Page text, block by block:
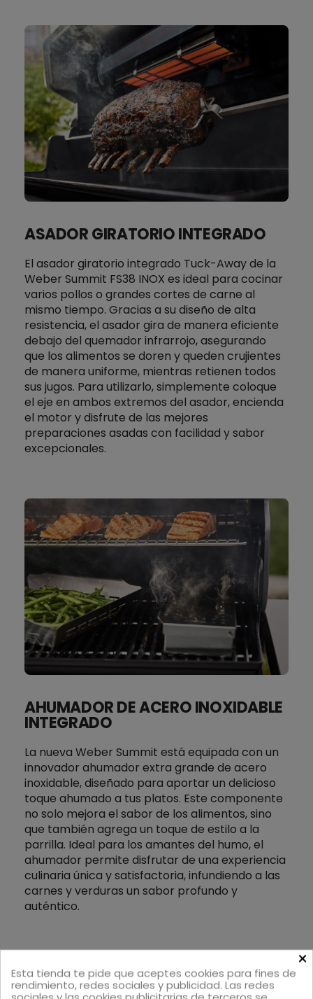
ASADOR GIRATORIO INTEGRADO
El asador giratorio integrado Tuck-Away de la
Weber Summit FS38 INOX es ideal para cocinar
varios pollos o grandes cortes de carne al
mismo tiempo. Gracias a su diseño de alta
resistencia, el asador gira de manera eficiente
debajo del quemador infrarrojo, asegurando
que los alimentos se doren y queden crujientes
de manera uniforme, mientras retienen todos
sus jugos. Para utilizarlo, simplemente coloque
el eje en ambos extremos del asador, encienda
el motor y disfrute de las mejores
preparaciones asadas con facilidad y sabor
excepcionales.
AHUMADOR DE ACERO INOXIDABLE
INTEGRADO
La nueva Weber Summit está equipada con un
innovador ahumador extra grande de acero
inoxidable, diseñado para aportar un delicioso
toque ahumado a tus platos. Este componente
no solo mejora el sabor de los alimentos, sino
que también agrega un toque de estilo a la
parrilla. Ideal para los amantes del humo, el
ahumador permite disfrutar de una experiencia
culinaria única y satisfactoria, infundiendo a las
carnes y verduras un sabor profundo y
auténtico.
×
Esta tienda te pide que aceptes cookies para fines de
rendimiento, redes sociales y publicidad. Las redes